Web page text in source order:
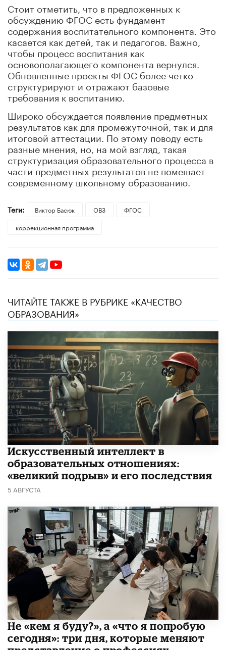
Стоит отметить, что в предложенных к
обсуждению ФГОС есть фундамент
содержания воспитательного компонента. Это
касается как детей, так и педагогов. Важно,
чтобы процесс воспитания как
основополагающего компонента вернулся.
Обновленные проекты ФГОС более четко
структурируют и отражают базовые
требования к воспитанию.
Широко обсуждается появление предметных
результатов как для промежуточной, так и для
итоговой аттестации. По этому поводу есть
разные мнения, но, на мой взгляд, такая
структуризация образовательного процесса в
части предметных результатов не помешает
современному школьному образованию.
Теги: Виктор Басюк ОВЗ
ФГОС
коррекционная программа
ЧИТАЙТЕ ТАКЖЕ В РУБРИКЕ «КАЧЕСТВО
ОБРАЗОВАНИЯ»
​Искусственный интеллект в
образовательных отношениях:
«великий подрыв» и его последствия
5 АВГУСТА
Не «кем я буду?», а «что я попробую
сегодня»: три дня, которые меняют